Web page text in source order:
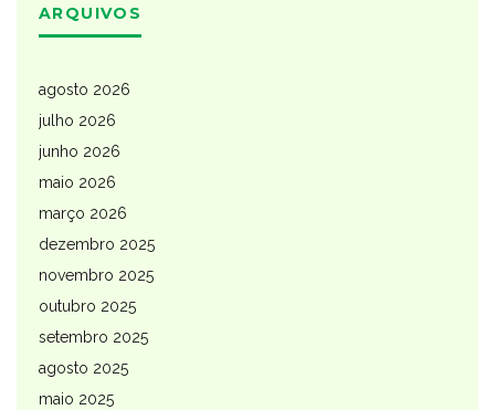
ARQUIVOS
agosto 2026
julho 2026
junho 2026
maio 2026
março 2026
dezembro 2025
novembro 2025
outubro 2025
setembro 2025
agosto 2025
maio 2025